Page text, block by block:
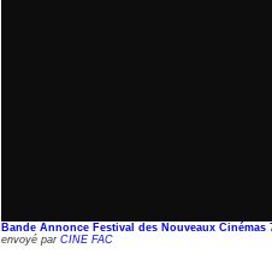
Bande Annonce Festival des Nouveaux Cinémas
envoyé par CINE FAC